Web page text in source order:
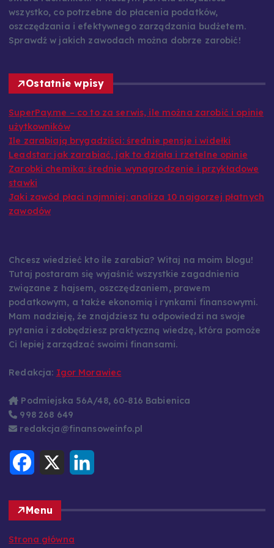
wszystko, co potrzebne do płacenia podatków,
oszczędzania i efektywnego zarządzania budżetem.
Sprawdź w jakich zawodach można dobrze zarobić!
Ostatnie wpisy
SuperPay.me – co to za serwis, ile można zarobić i opinie
użytkowników
Ile zarabiają brygadziści: średnie pensje i widełki
Leadstar: jak zarabiać, jak to działa i rzetelne opinie
Zarobki chemika: średnie wynagrodzenie i przykładowe
stawki
Jaki zawód płaci najmniej: analiza 10 najgorzej płatnych
zawodów
Chcesz wiedzieć kto ile zarabia? Witaj na moim blogu!
Tutaj postaram się wyjaśnić wszystkie zagadnienia
związane z hajsem, oszczędzaniem, prawem
podatkowym, a także ekonomią i rynkami finansowymi.
Mam nadzieję, że znajdziesz tu odpowiedzi na swoje
pytania i zdobędziesz praktyczną wiedzę, która pomoże
Ci lepiej zarządzać swoimi finansami.
Redakcja: Igor Morawiec
Podmiejska 56A/48, 60-816 Babienica
998 268 649
redakcja@finansoweinfo.pl
o
o
k
X
I
Menu
Strona główna